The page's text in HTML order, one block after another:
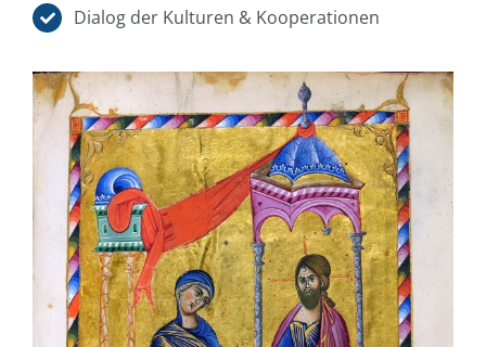
Dialog der Kulturen & Kooperationen